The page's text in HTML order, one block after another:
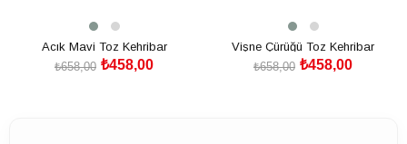
Acık Mavi Toz Kehribar
₺458,00
₺658,00
Vişne Çürüğü Toz Kehribar
₺458,00
₺658,00